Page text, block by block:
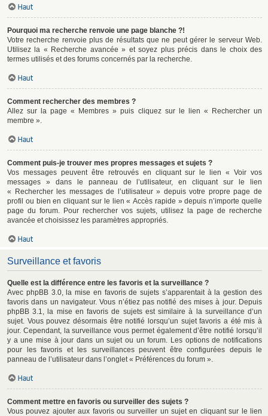
Haut
Pourquoi ma recherche renvoie une page blanche ?!
Votre recherche renvoie plus de résultats que ne peut gérer le serveur Web.
Utilisez la « Recherche avancée » et soyez plus précis dans le choix des
termes utilisés et des forums concernés par la recherche.
Haut
Comment rechercher des membres ?
Allez sur la page « Membres » puis cliquez sur le lien « Rechercher un
membre ».
Haut
Comment puis-je trouver mes propres messages et sujets ?
Vos messages peuvent être retrouvés en cliquant sur le lien « Voir vos
messages » dans le panneau de l’utilisateur, en cliquant sur le lien
« Rechercher les messages de l’utilisateur » depuis votre propre page de
profil ou bien en cliquant sur le lien « Accès rapide » depuis n’importe quelle
page du forum. Pour rechercher vos sujets, utilisez la page de recherche
avancée et choisissez les paramètres appropriés.
Haut
Surveillance et favoris
Quelle est la différence entre les favoris et la surveillance ?
Avec phpBB 3.0, la mise en favoris de sujets s’apparentait à la gestion des
favoris dans un navigateur. Vous n’étiez pas notifié des mises à jour. Depuis
phpBB 3.1, la mise en favoris de sujets est similaire à la surveillance d’un
sujet. Vous pouvez désormais être notifié lorsqu’un sujet favoris a été mis à
jour. Cependant, la surveillance vous permet également d’être notifié lorsqu’il
y a une mise à jour dans un sujet ou un forum. Les options de notifications
pour les favoris et les surveillances peuvent être configurées depuis le
panneau de l’utilisateur dans l’onglet « Préférences du forum ».
Haut
Comment mettre en favoris ou surveiller des sujets ?
Vous pouvez ajouter aux favoris ou surveiller un sujet en cliquant sur le lien